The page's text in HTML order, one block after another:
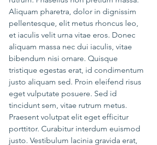
Aliquam pharetra, dolor in dignissim
pellentesque, elit metus rhoncus leo,
et iaculis velit urna vitae eros. Donec
aliquam massa nec dui iaculis, vitae
bibendum nisi ornare. Quisque
tristique egestas erat, id condimentum
justo aliquam sed. Proin eleifend risus
eget vulputate posuere. Sed id
tincidunt sem, vitae rutrum metus.
Praesent volutpat elit eget efficitur
porttitor. Curabitur interdum euismod
justo. Vestibulum lacinia gravida erat,